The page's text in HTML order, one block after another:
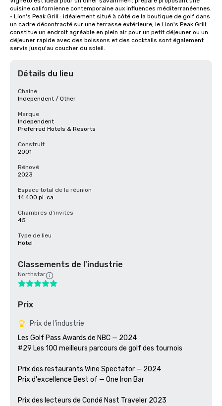
cuisine californienne contemporaine aux influences méditerranéennes.
• Lion's Peak Grill : idéalement situé à côté de la boutique de golf dans
un cadre décontracté sur une terrasse extérieure, le Lion's Peak Grill
constitue un endroit agréable en plein air pour un petit déjeuner ou un
déjeuner rapide avec des boissons et des cocktails sont également
servis jusqu'au coucher du soleil.
Détails du lieu
Chaîne
Independent / Other
Marque
Independent
Preferred Hotels & Resorts
Construit
2001
Rénové
2023
Espace total de la réunion
14 400 pi. ca.
Chambres d'invités
45
Type de lieu
Hôtel
Classements de l'industrie
Northstar
Prix
Prix de l'industrie
Les Golf Pass Awards de NBC — 2024
#29 Les 100 meilleurs parcours de golf des tournois
Prix des restaurants Wine Spectator — 2024
Prix d'excellence Best of — One Iron Bar
Prix des lecteurs de Condé Nast Traveler 2023